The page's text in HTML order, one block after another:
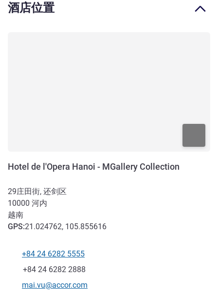
酒店位置
Hotel de l'Opera Hanoi - MGallery Collection
29庄田街, 还剑区
10000 河内
越南
GPS:21.024762, 105.855616
电话
+84 24 6282 5555
传真
+84 24 6282 2888
联系电子邮件
mai.vu@accor.com